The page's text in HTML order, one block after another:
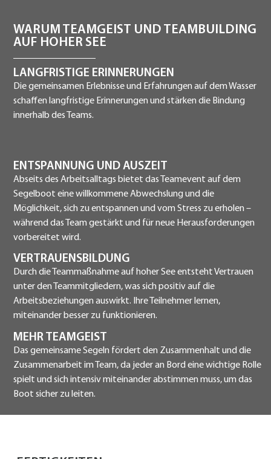
WARUM TEAMGEIST UND TEAMBUILDING
AUF HOHER SEE
LANGFRISTIGE ERINNERUNGEN
Die gemeinsamen Erlebnisse und Erfahrungen auf dem Wasser
schaffen langfristige Erinnerungen und stärken die Bindung
innerhalb des Teams.
ENTSPANNUNG UND AUSZEIT
Abseits des Arbeitsalltags bietet das Teamevent auf dem
Segelboot eine willkommene Abwechslung und die
Möglichkeit, sich zu entspannen und vom Stress zu erholen –
während das Team gestärkt und für neue Herausforderungen
vorbereitet wird.
VERTRAUENSBILDUNG
Durch die Teammaßnahme auf hoher See entsteht Vertrauen
unter den Teammitgliedern, was sich positiv auf die
Arbeitsbeziehungen auswirkt. Ihre Teilnehmer lernen,
miteinander besser zu funktionieren.
MEHR TEAMGEIST
Das gemeinsame Segeln fördert den Zusammenhalt und die
Zusammenarbeit im Team, da jeder an Bord eine wichtige Rolle
spielt und sich intensiv miteinander abstimmen muss, um das
Boot sicher zu leiten.